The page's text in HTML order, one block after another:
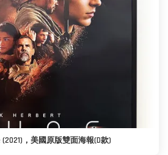
(2021)，美國原版雙面海報(D款)